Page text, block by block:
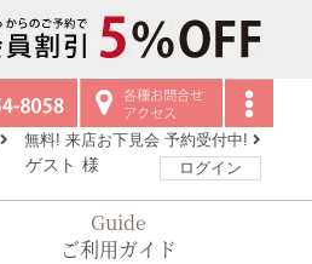
無料! 来店お下見会 予約受付中!
ゲスト 様 ログイン
Guide
ご利用ガイド